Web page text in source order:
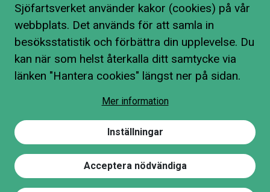
Sjöfartsverket använder kakor (cookies) på vår
webbplats. Det används för att samla in
besöksstatistik och förbättra din upplevelse. Du
kan när som helst återkalla ditt samtycke via
länken "Hantera cookies" längst ner på sidan.
Mer information
Inställningar
Acceptera nödvändiga